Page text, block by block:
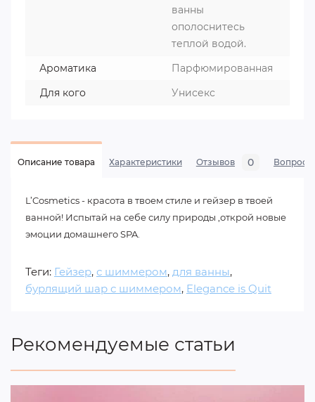
ванны
ополоснитесь
теплой водой.
Ароматика
Парфюмированная
Для кого
Унисекс
Описание товара Характеристики Отзывов 0 Вопросы
L’Cosmetics - красота в твоем стиле и гейзер в твоей
ванной! Испытай на себе силу природы ,открой новые
эмоции домашнего SPA.
Теги: Гейзер, с шиммером, для ванны,
бурлящий шар с шиммером, Elegance is Quit
Рекомендуемые статьи